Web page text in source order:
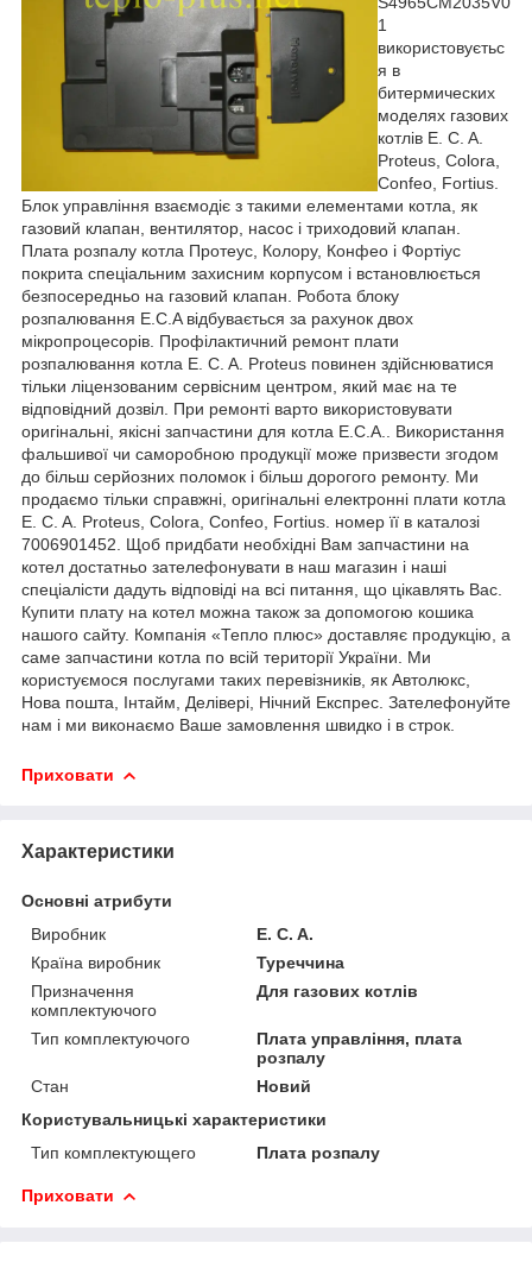
1
використовуєтьс
я в
битермических
моделях газових
котлів E. C. A.
Proteus, Colora,
Confeo, Fortius.
Блок управління взаємодіє з такими елементами котла, як
газовий клапан, вентилятор, насос і триходовий клапан.
Плата розпалу котла Протеус, Колору, Конфео і Фортіус
покрита спеціальним захисним корпусом і встановлюється
безпосередньо на газовий клапан. Робота блоку
розпалювання E.C.A відбувається за рахунок двох
мікропроцесорів. Профілактичний ремонт плати
розпалювання котла E. C. A. Proteus повинен здійснюватися
тільки ліцензованим сервісним центром, який має на те
відповідний дозвіл. При ремонті варто використовувати
оригінальні, якісні запчастини для котла E.C.A.. Використання
фальшивої чи саморобною продукції може призвести згодом
до більш серйозних поломок і більш дорогого ремонту. Ми
продаємо тільки справжні, оригінальні електронні плати котла
E. C. A. Proteus, Colora, Confeo, Fortius. номер її в каталозі
7006901452. Щоб придбати необхідні Вам запчастини на
котел достатньо зателефонувати в наш магазин і наші
спеціалісти дадуть відповіді на всі питання, що цікавлять Вас.
Купити плату на котел можна також за допомогою кошика
нашого сайту. Компанія «Тепло плюс» доставляє продукцію, а
саме запчастини котла по всій території України. Ми
користуємося послугами таких перевізників, як Автолюкс,
Нова пошта, Інтайм, Делівері, Нічний Експрес. Зателефонуйте
нам і ми виконаємо Ваше замовлення швидко і в строк.
Приховати
Характеристики
Основні атрибути
Виробник
E. C. A.
Країна виробник
Туреччина
Призначення
комплектуючого
Для газових котлів
Тип комплектуючого
Плата управління, плата
розпалу
Стан
Новий
Користувальницькі характеристики
Тип комплектующего
Плата розпалу
Приховати